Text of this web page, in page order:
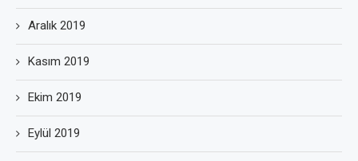
Aralık 2019
Kasım 2019
Ekim 2019
Eylül 2019